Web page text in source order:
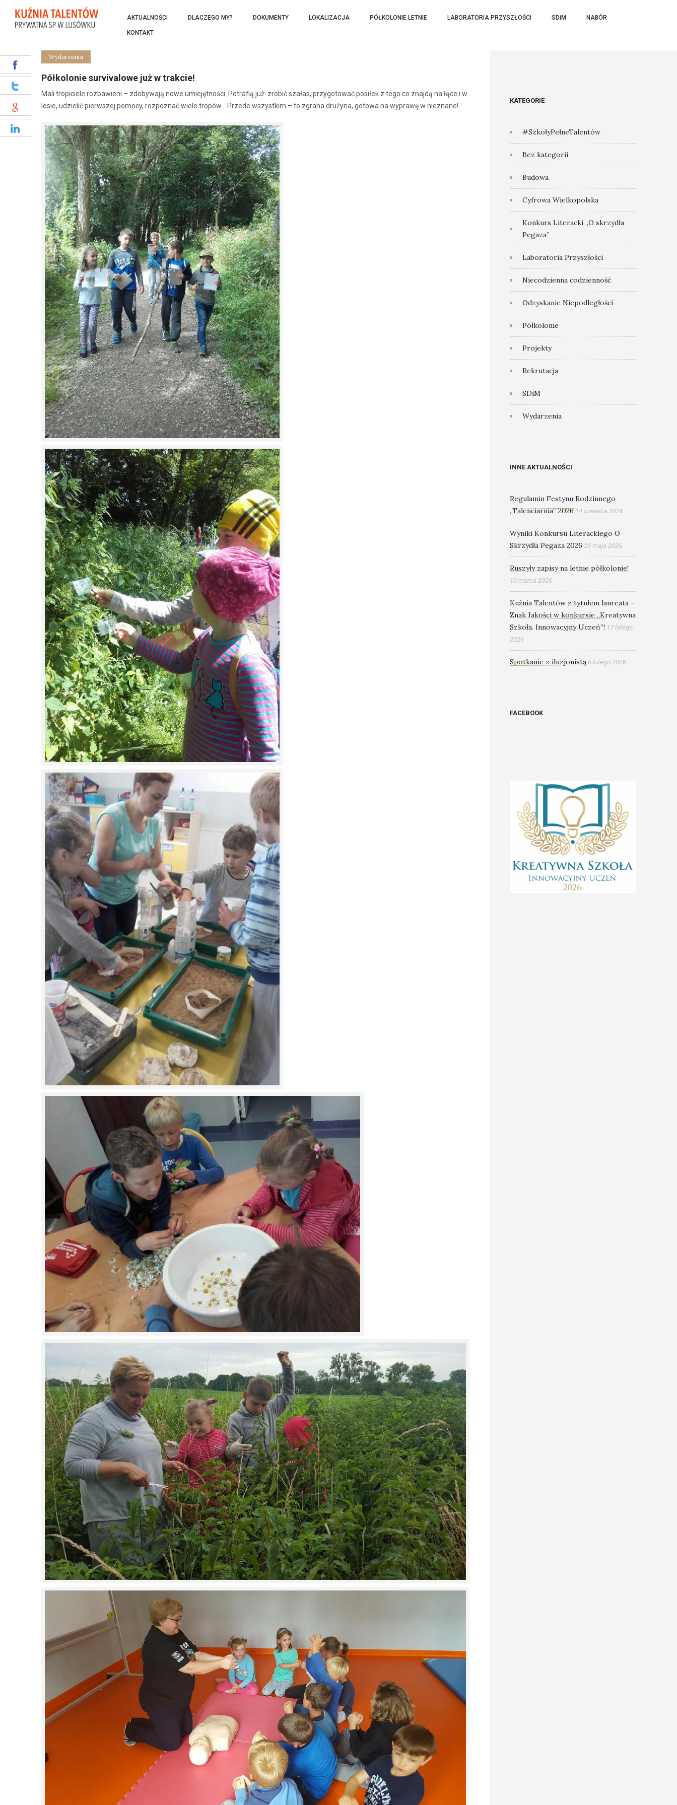
AKTUALNOŚCI DLACZEGO MY? DOKUMENTY LOKALIZACJA PÓŁKOLONIE LETNIE LABORATORIA PRZYSZŁOŚCI SDiM NABÓR
KONTAKT
Wydarzenia
Półkolonie survivalowe już w trakcie!
Mali tropiciele rozbawieni – zdobywają nowe umiejętności. Potrafią już: zrobić szałas, przygotować posiłek z tego co znajdą na łące i w
lesie, udzielić pierwszej pomocy, rozpoznać wiele tropów… Przede wszystkim – to zgrana drużyna, gotowa na wyprawę w nieznane!
KATEGORIE
#SzkołyPełneTalentów
Bez kategorii
Budowa
Cyfrowa Wielkopolska
Konkurs Literacki „O skrzydła
Pegaza”
Laboratoria Przyszłości
Niecodzienna codzienność
Odzyskanie Niepodległości
Półkolonie
Projekty
Rekrutacja
SDiM
Wydarzenia
INNE AKTUALNOŚCI
Regulamin Festynu Rodzinnego
„Talenciarnia” 2026 14 czerwca 2026
Wyniki Konkursu Literackiego O
Skrzydła Pegaza 2026 29 maja 2026
Ruszyły zapisy na letnie półkolonie!
10 marca 2026
Kuźnia Talentów z tytułem laureata –
Znak Jakości w konkursie „Kreatywna
Szkoła. Innowacyjny Uczeń”! 17 lutego
2026
Spotkanie z iluzjonistą 6 lutego 2026
FACEBOOK